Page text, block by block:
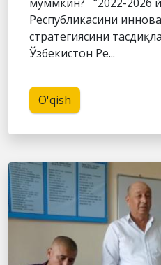
Республикасини
стратегиясини
Ўзбекистон Ре...
O'qish